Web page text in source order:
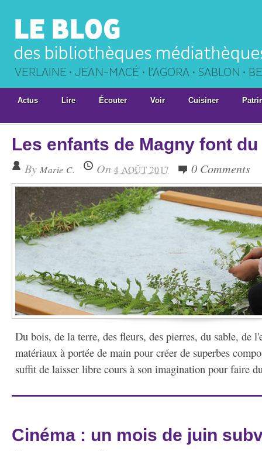
Actus Lire Écouter Voir Cuisiner
Les enfants de Magny font
By Marie C. On 4 AOÛT 2017 0 Comments
Du bois, de la terre, des fleurs, des pierres, du sable, de
matériaux à portée de main pour créer de superbes
suffit de laisser libre cours à son imagination pour faire
Cinéma : un mois de juin